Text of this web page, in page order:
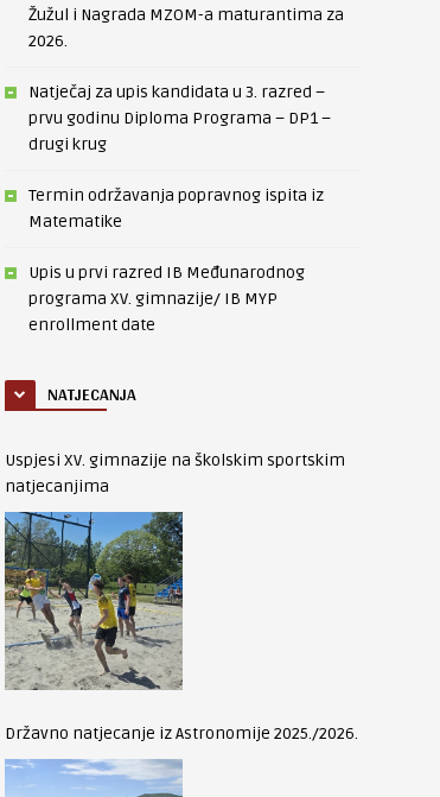
Žužul i Nagrada MZOM-a maturantima za
2026.
Natječaj za upis kandidata u 3. razred –
prvu godinu Diploma Programa – DP1 –
drugi krug
Termin održavanja popravnog ispita iz
Matematike
Upis u prvi razred IB Međunarodnog
programa XV. gimnazije/ IB MYP
enrollment date
NATJECANJA
Uspjesi XV. gimnazije na školskim sportskim
natjecanjima
Državno natjecanje iz Astronomije 2025./2026.